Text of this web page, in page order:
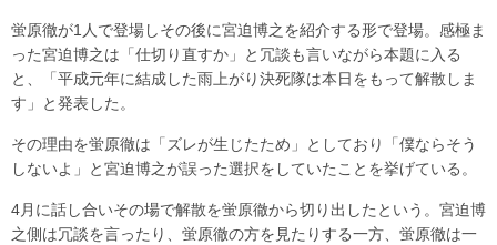
蛍原徹が1人で登場しその後に宮迫博之を紹介する形で登場。感極ま
った宮迫博之は「仕切り直すか」と冗談も言いながら本題に入る
と、「平成元年に結成した雨上がり決死隊は本日をもって解散しま
す」と発表した。
その理由を蛍原徹は「ズレが生じたため」としており「僕ならそう
しないよ」と宮迫博之が誤った選択をしていたことを挙げている。
4月に話し合いその場で解散を蛍原徹から切り出したという。宮迫博
之側は冗談を言ったり、蛍原徹の方を見たりする一方、蛍原徹は一